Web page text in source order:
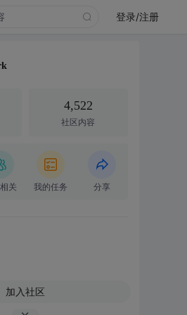
登录/注册
4,522
社区内容
关 我的任务 分享
加入社区